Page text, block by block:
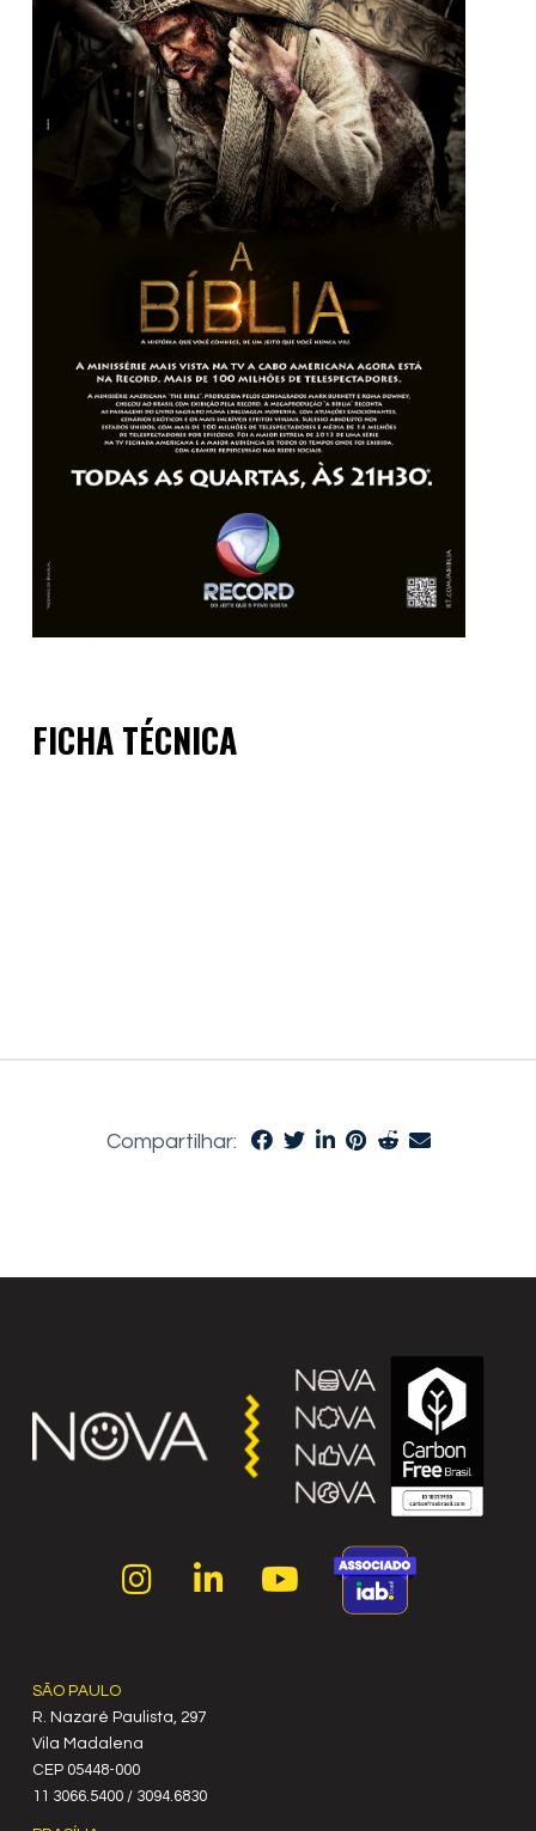
FICHA TÉCNICA
Compartilhar:
SÃO PAULO
R. Nazaré Paulista, 297
Vila Madalena
C‍EP 05448-000
11 3066.5400 / 3094.6830